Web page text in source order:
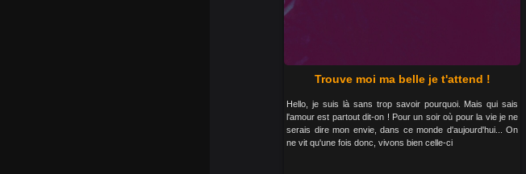
Trouve moi ma belle je t'attend !
Hello, je suis là sans trop savoir pourquoi. Mais qui sais
l'amour est partout dit-on ! Pour un soir où pour la vie je ne
serais dire mon envie, dans ce monde d'aujourd'hui... On
ne vit qu'une fois donc, vivons bien celle-ci